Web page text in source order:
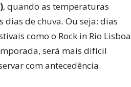
, quando as temperaturas
dias de chuva. Ou seja: dias
como o Rock in Rio Lisboa
será mais difícil
com antecedência.